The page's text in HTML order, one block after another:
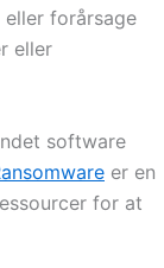
forårsage
eller
software
er en
for at